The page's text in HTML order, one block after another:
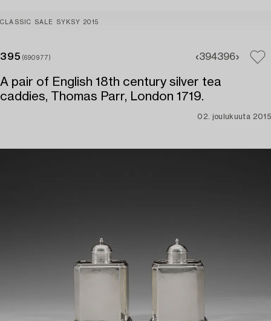
CLASSIC SALE SYKSY 2015
395 (690977) 394396
A pair of English 18th century silver tea
caddies, Thomas Parr, London 1719.
02. joulukuuta 2015